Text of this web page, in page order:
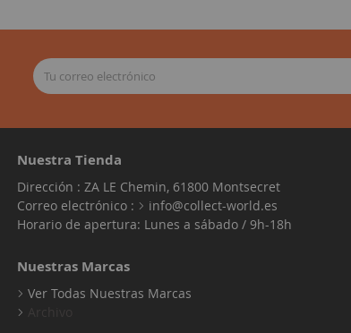
Nuestra Tienda
Dirección : ZA LE Chemin, 61800 Montsecret
Correo electrónico :
info@collect-world.es
Horario de apertura: Lunes a sábado / 9h-18h
Nuestras Marcas
Ver Todas Nuestras Marcas